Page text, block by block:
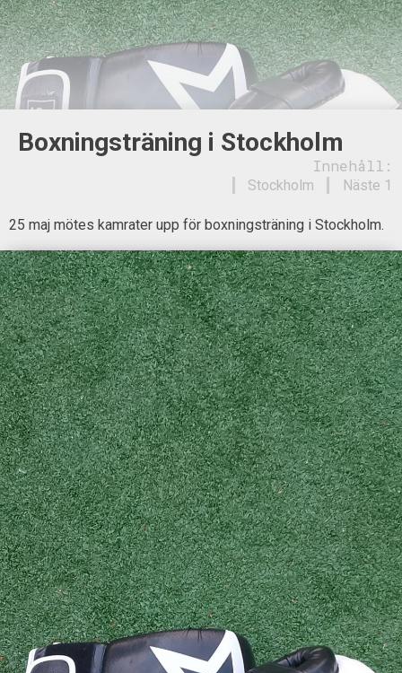
Boxningsträning i Stockholm
Innehåll:
Näste 1
Stockholm
25 maj mötes kamrater upp för boxningsträning i Stockholm.